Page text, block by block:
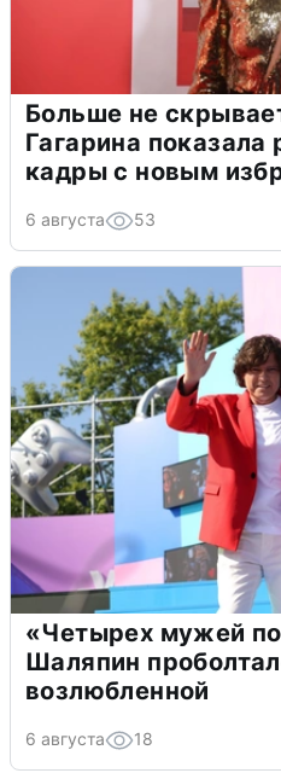
Больше не
Гагарина
кадры с новым
6 августа 53
«Четырех мужей
Шаляпин
возлюбленной
6 августа 18